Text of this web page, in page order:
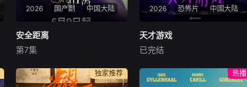
2026 国产剧 中国大陆
安全距离
张逸杰
文物修复师姜寻意外卷入间谍
案件，成为国安干警沈殊途的
安全距离
第7集
2026 恐怖片 中国大陆
天才游戏
彭昱畅
穷途末路的天才少年刘全龙
（彭昱畅 饰），被偏执富家公
天才游戏
已完结
独家推荐 热播